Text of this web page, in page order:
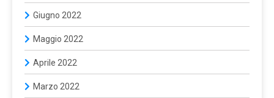
Giugno 2022
Maggio 2022
Aprile 2022
Marzo 2022